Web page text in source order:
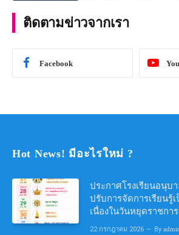
ติดตามข่าวจากเรา
Facebook
Hot News! มีอะไรใหม่ ?
ประกาศโรงเรียนอนุบ
ปรับการจัดการเรียนรู้
เนื่องในวันหยุดราชกา
22 กรกฎาคม 2026 By